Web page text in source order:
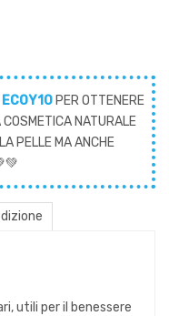
ECOY10 PER OTTENERE
NATURALE
PELLE MA ANCHE
utili per il benessere